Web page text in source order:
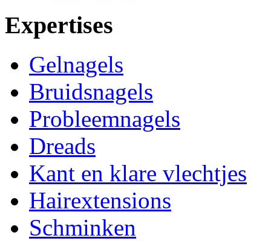
Expertises
Gelnagels
Bruidsnagels
Probleemnagels
Dreads
Kant en klare vlechtjes
Hairextensions
Schminken